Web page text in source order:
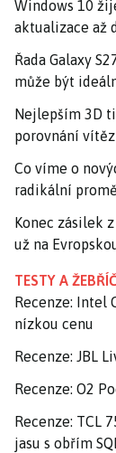
Windows 10
aktualizace až
Řada Galaxy
může být
Nejlepším 3D
porovnání
Co víme o
radikální
Konec zásilek
už na
TESTY A
Recenze: Intel
nízkou cenu
Recenze: JBL
Recenze: O2
Recenze: TCL
jasu s obřím